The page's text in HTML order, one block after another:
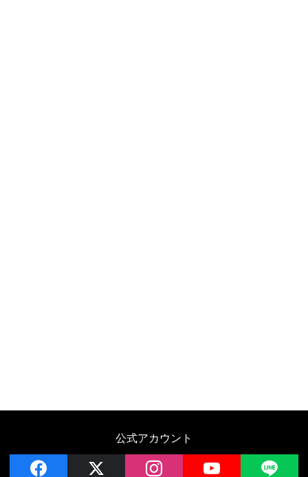
公式アカウント
facebook instagram YouTube